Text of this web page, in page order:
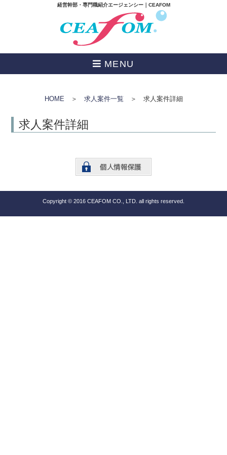
経営幹部・専門職紹介エージェンシー｜CEAFOM
MENU
HOME ＞ 求人案件一覧 ＞ 求人案件詳細
求人案件詳細
Copyright © 2016 CEAFOM CO., LTD. all rights reserved.